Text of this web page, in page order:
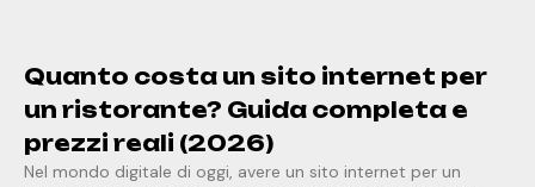
Quanto costa un sito internet per
un ristorante? Guida completa e
prezzi reali (2026)
Nel mondo digitale di oggi, avere un sito internet per un